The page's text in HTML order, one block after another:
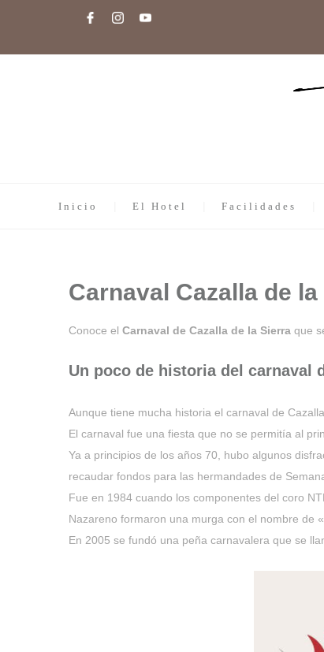
Inicio El Hotel Facilidades
Carnaval Cazalla de
Conoce el Carnaval de Cazalla de la Sierra que
Un poco de historia del carnaval
Aunque tiene mucha historia el carnaval de
El carnaval fue una fiesta que no se permitía al
Ya a principios de los años 70, hubo algunos
recaudar fondos para las hermandades de
Fue en 1984 cuando los componentes del coro
Nazareno formaron una murga con el nombre de
En 2005 se fundó una peña carnavalera que se